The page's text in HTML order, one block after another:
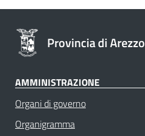
Provincia di Arezzo
AMMINISTRAZIONE
Organi di governo
Organigramma